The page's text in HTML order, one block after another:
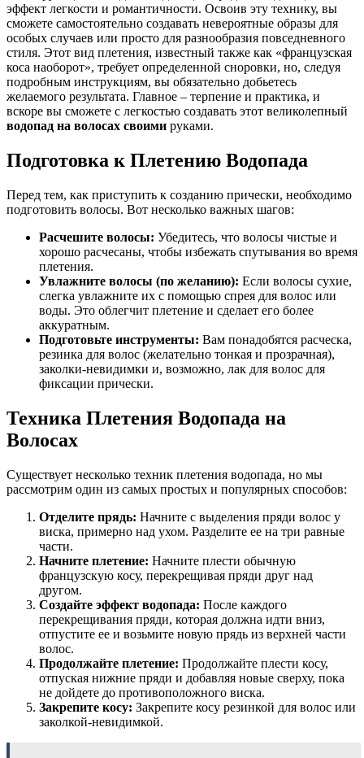
эффект легкости и романтичности. Освоив эту технику, вы
сможете самостоятельно создавать невероятные образы для
особых случаев или просто для разнообразия повседневного
стиля. Этот вид плетения, известный также как «французская
коса наоборот», требует определенной сноровки, но, следуя
подробным инструкциям, вы обязательно добьетесь
желаемого результата. Главное – терпение и практика, и
вскоре вы сможете с легкостью создавать этот великолепный
водопад на волосах своими руками.
Подготовка к Плетению Водопада
Перед тем, как приступить к созданию прически, необходимо
подготовить волосы. Вот несколько важных шагов:
Расчешите волосы: Убедитесь, что волосы чистые и
хорошо расчесаны, чтобы избежать спутывания во время
плетения.
Увлажните волосы (по желанию): Если волосы сухие,
слегка увлажните их с помощью спрея для волос или
воды. Это облегчит плетение и сделает его более
аккуратным.
Подготовьте инструменты: Вам понадобятся расческа,
резинка для волос (желательно тонкая и прозрачная),
заколки-невидимки и, возможно, лак для волос для
фиксации прически.
Техника Плетения Водопада на
Волосах
Существует несколько техник плетения водопада, но мы
рассмотрим один из самых простых и популярных способов:
Отделите прядь: Начните с выделения пряди волос у
виска, примерно над ухом. Разделите ее на три равные
части.
Начните плетение: Начните плести обычную
французскую косу, перекрещивая пряди друг над
другом.
Создайте эффект водопада: После каждого
перекрещивания пряди, которая должна идти вниз,
отпустите ее и возьмите новую прядь из верхней части
волос.
Продолжайте плетение: Продолжайте плести косу,
отпуская нижние пряди и добавляя новые сверху, пока
не дойдете до противоположного виска.
Закрепите косу: Закрепите косу резинкой для волос или
заколкой-невидимкой.